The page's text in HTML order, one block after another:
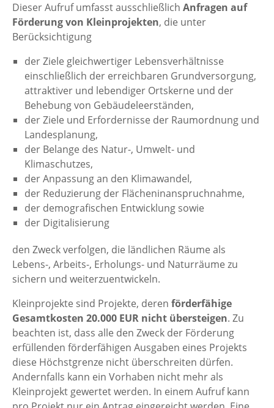
Dieser Aufruf umfasst ausschließlich Anfragen auf
Förderung von Kleinprojekten, die unter
Berücksichtigung
der Ziele gleichwertiger Lebensverhältnisse
einschließlich der erreichbaren Grundversorgung,
attraktiver und lebendiger Ortskerne und der
Behebung von Gebäudeleerständen,
der Ziele und Erfordernisse der Raumordnung und
Landesplanung,
der Belange des Natur-, Umwelt- und
Klimaschutzes,
der Anpassung an den Klimawandel,
der Reduzierung der Flächeninanspruchnahme,
der demografischen Entwicklung sowie
der Digitalisierung
den Zweck verfolgen, die ländlichen Räume als
Lebens-, Arbeits-, Erholungs- und Naturräume zu
sichern und weiterzuentwickeln.
Kleinprojekte sind Projekte, deren förderfähige
Gesamtkosten 20.000 EUR nicht übersteigen. Zu
beachten ist, dass alle den Zweck der Förderung
erfüllenden förderfähigen Ausgaben eines Projekts
diese Höchstgrenze nicht überschreiten dürfen.
Andernfalls kann ein Vorhaben nicht mehr als
Kleinprojekt gewertet werden. In einem Aufruf kann